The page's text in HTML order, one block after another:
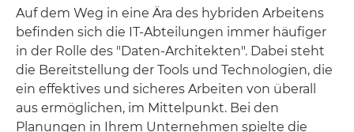
Auf dem Weg in eine Ära des hybriden Arbeitens
befinden sich die IT-Abteilungen immer häufiger
in der Rolle des "Daten-Architekten". Dabei steht
die Bereitstellung der Tools und Technologien, die
ein effektives und sicheres Arbeiten von überall
aus ermöglichen, im Mittelpunkt. Bei den
Planungen in Ihrem Unternehmen spielte die